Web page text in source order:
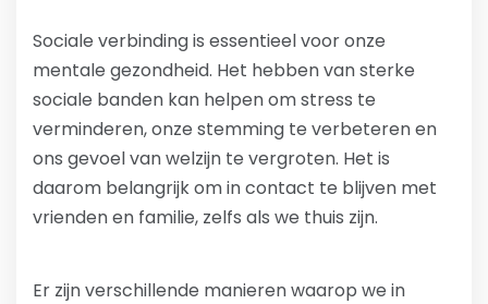
Sociale verbinding is essentieel voor onze
mentale gezondheid. Het hebben van sterke
sociale banden kan helpen om stress te
verminderen, onze stemming te verbeteren en
ons gevoel van welzijn te vergroten. Het is
daarom belangrijk om in contact te blijven met
vrienden en familie, zelfs als we thuis zijn.
Er zijn verschillende manieren waarop we in